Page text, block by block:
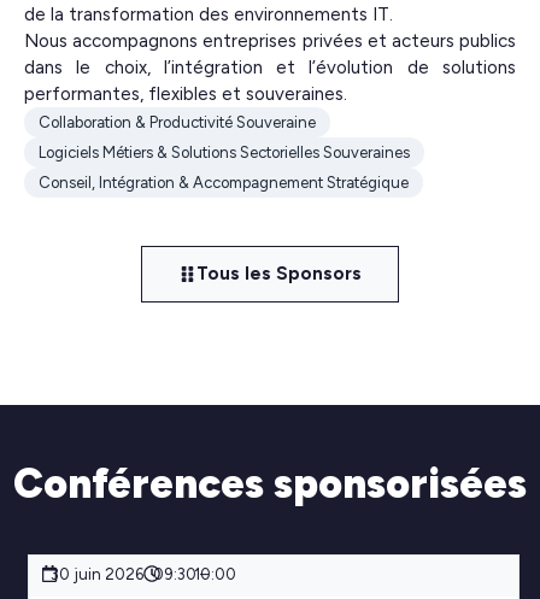
de la transformation des environnements IT.
Nous accompagnons entreprises privées et acteurs publics
dans le choix, l’intégration et l’évolution de solutions
performantes, flexibles et souveraines.
Collaboration & Productivité Souveraine
Logiciels Métiers & Solutions Sectorielles Souveraines
Conseil, Intégration & Accompagnement Stratégique
Tous les Sponsors
Conférences sponsorisées
30 juin 2026 09:30 –10:00